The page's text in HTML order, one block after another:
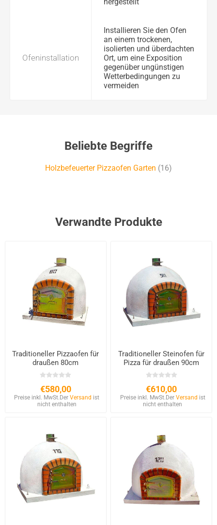
Ofeninstallation
Installieren Sie den Ofen
an einem trockenen,
isolierten und überdachten
Ort, um eine Exposition
gegenüber ungünstigen
Wetterbedingungen zu
vermeiden
Beliebte Begriffe
Holzbefeuerter Pizzaofen Garten (16)
Verwandte Produkte
Traditioneller Pizzaofen für
draußen 80cm
€580,00
Preise inkl. MwSt.DerVersand ist
nicht enthalten
Traditioneller Steinofen für
Pizza für draußen 90cm
€610,00
Preise inkl. MwSt.Der Versand ist
nicht enthalten